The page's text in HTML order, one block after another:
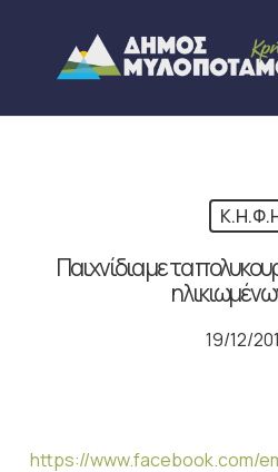
content
Παιχνίδια με τα
19/12/
https://www.facebook.com/